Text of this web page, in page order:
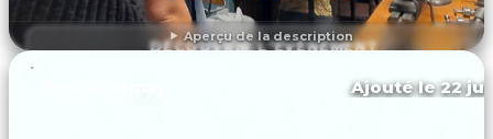
Aperçu de la description
DÉCOUVRIR L'ÉVÉNEMENT
Ajouté le 22